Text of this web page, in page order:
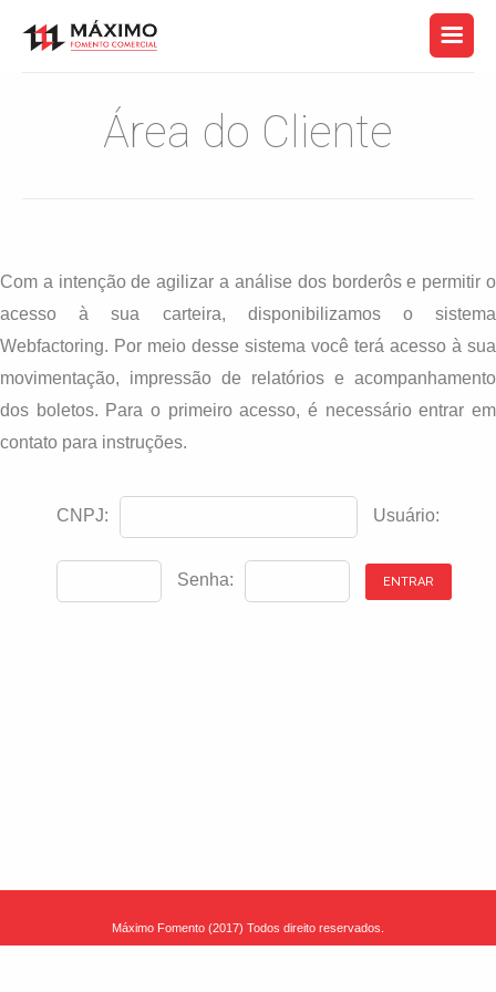
Área do Cliente
Com a intenção de agilizar a análise dos borderôs e permitir o
acesso à sua carteira, disponibilizamos o sistema
Webfactoring. Por meio desse sistema você terá acesso à sua
movimentação, impressão de relatórios e acompanhamento
dos boletos. Para o primeiro acesso, é necessário entrar em
contato para instruções.
CNPJ: Usuário:
Senha:
Máximo Fomento (2017) Todos direito reservados.